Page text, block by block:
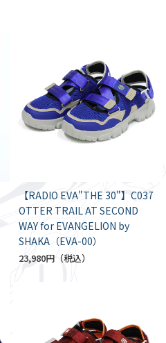
【RADIO EVA"THE 30"】C037
OTTER TRAIL AT SECOND
WAY for EVANGELION by
SHAKA（EVA-00）
23,980円